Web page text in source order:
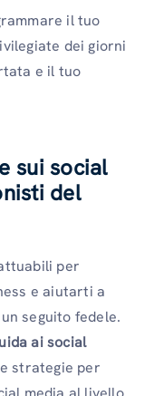
il tuo
dei giorni
e il tuo
sui social
del
per
e aiutarti a
seguito fedele.
ai social
strategie per